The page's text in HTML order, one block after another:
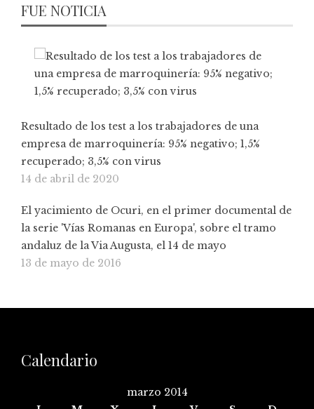
FUE NOTICIA
Resultado de los test a los trabajadores de una
empresa de marroquinería: 95% negativo; 1,5%
recuperado; 3,5% con virus
14 de abril de 2020
El yacimiento de Ocuri, en el primer documental de
la serie 'Vías Romanas en Europa', sobre el tramo
andaluz de la Via Augusta, el 14 de mayo
13 de mayo de 2016
Calendario
marzo 2014